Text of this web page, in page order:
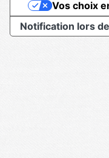
Notification lors
Vos choix